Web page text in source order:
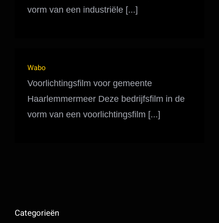
vorm van een industriële [...]
Wabo
Voorlichtingsfilm voor gemeente
Haarlemmermeer Deze bedrijfsfilm in de
vorm van een voorlichtingsfilm [...]
Categorieën